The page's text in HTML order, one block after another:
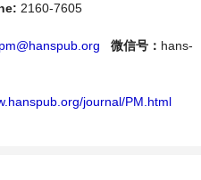
性、思想性为一体，旨在给世界
论理论数学领域内不同方向问题
平台。
2160-7605
pm@hanspub.org 微信号： hans-
journal/PM.html